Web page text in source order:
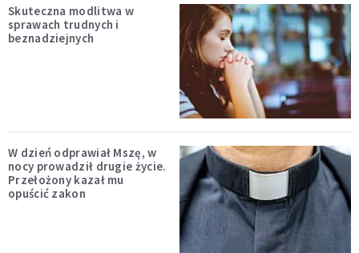
Skuteczna modlitwa w
sprawach trudnych i
beznadziejnych
W dzień odprawiał Mszę, w
nocy prowadził drugie życie.
Przełożony kazał mu
opuścić zakon